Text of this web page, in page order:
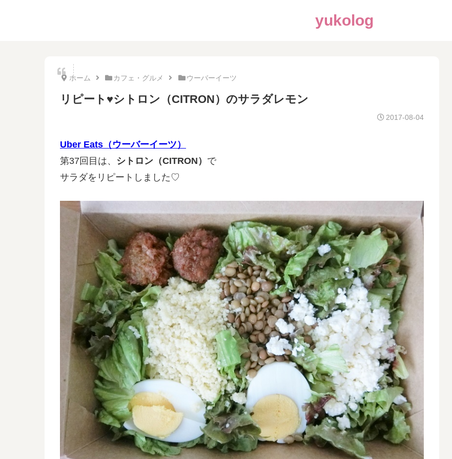
yukolog
ホーム カフェ・グルメ ウーバーイーツ
リピート♥シトロン（CITRON）のサラダレモン
2017-08-04
Uber Eats（ウーバーイーツ）
第37回目は、 シトロン（CITRON） で
サラダをリピートしました♡